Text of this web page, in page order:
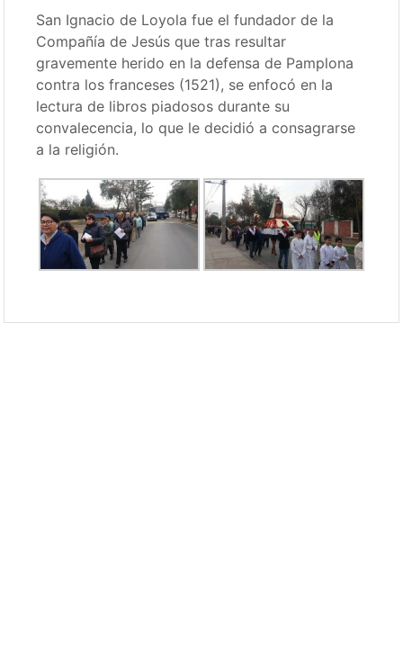
San Ignacio de Loyola fue el fundador de la
Compañía de Jesús que tras resultar
gravemente herido en la defensa de Pamplona
contra los franceses (1521), se enfocó en la
lectura de libros piadosos durante su
convalecencia, lo que le decidió a consagrarse
a la religión.